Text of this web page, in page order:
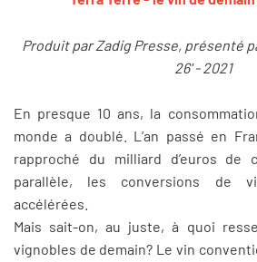
Produit par Zadig Presse, présenté
26' - 2021
En presque 10 ans, la
monde a doublé. L’an passé en
rapproché du milliard d’euros de
parallèle, les conversions de
accélérées.
Mais sait-on, au juste, à quoi
vignobles de demain? Le vin